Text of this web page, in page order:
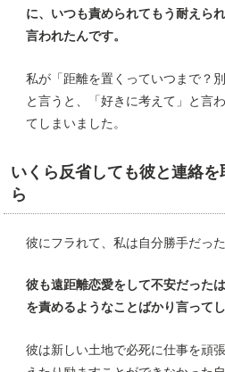
に、いつも責められてもう耐えら
言われたんです。
私が「距離を置くっていつまで？
と言うと、「好きに考えて」と言
てしまいました。
いくら反省しても彼と連絡
ら
彼にフラれて、私は自分勝手だっ
彼も遠距離恋愛をして不安だった
を責めるようなことばかり言って
彼は新しい土地で必死に仕事を頑